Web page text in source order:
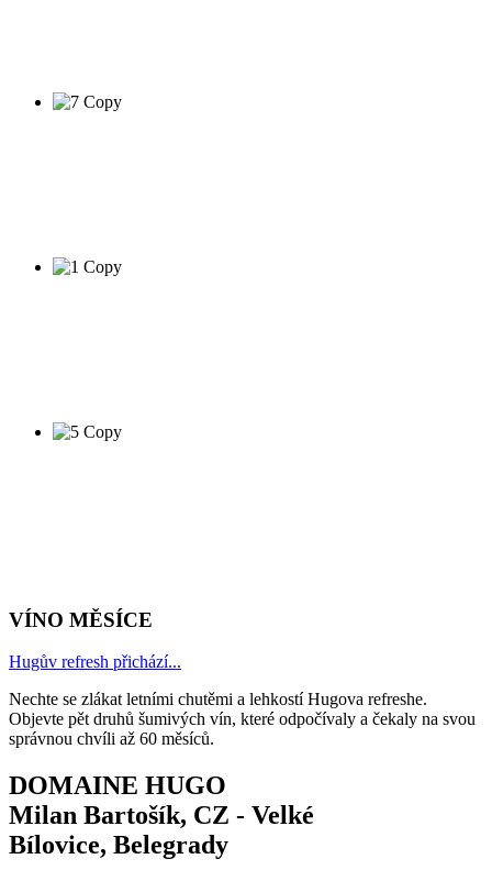
VÍNO MĚSÍCE
Hugův refresh přichází...
Nechte se zlákat letními chutěmi a lehkostí Hugova refreshe.
Objevte pět druhů šumivých vín, které odpočívaly a čekaly na svou
správnou chvíli až 60 měsíců.
DOMAINE HUGO
Milan Bartošík, CZ - Velké
Bílovice, Belegrady